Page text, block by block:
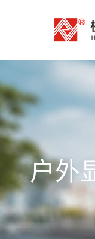
户外